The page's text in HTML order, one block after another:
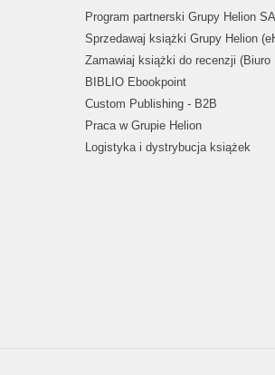
Program partnerski Grupy Helion SA
Sprzedawaj książki Grupy Helion
Zamawiaj książki do recenzji (Biuro
BIBLIO Ebookpoint
Custom Publishing - B2B
Praca w Grupie Helion
Logistyka i dystrybucja książek